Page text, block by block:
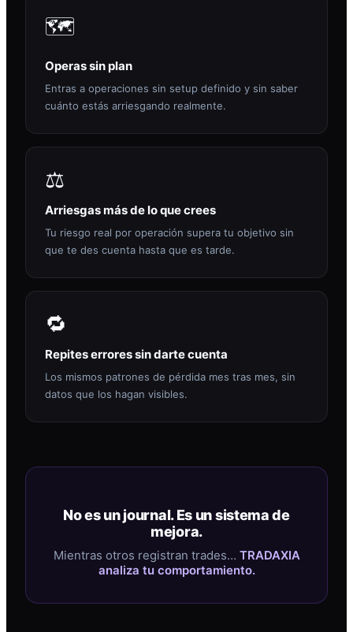
🗺️
Operas sin plan
Entras a operaciones sin setup definido y sin saber
cuánto estás arriesgando realmente.
⚖️
Arriesgas más de lo que crees
Tu riesgo real por operación supera tu objetivo sin
que te des cuenta hasta que es tarde.
🔁
Repites errores sin darte cuenta
Los mismos patrones de pérdida mes tras mes, sin
datos que los hagan visibles.
No es un journal. Es un sistema de
mejora.
Mientras otros registran trades… TRADAXIA
analiza tu comportamiento.